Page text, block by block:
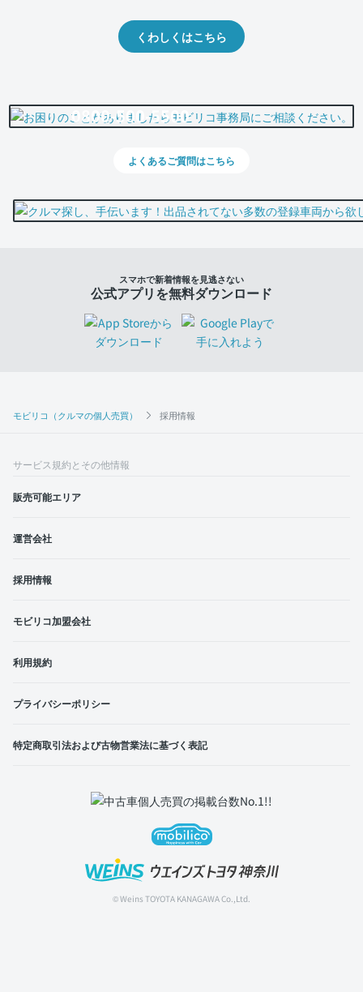
モビリコ（クルマの個人売買） 採用情報
くわしくはこちら
0800-500-5500
よくあるご質問はこちら
スマホで新着情報を見逃さない
公式アプリを無料ダウンロード
サービス規約とその他情報
販売可能エリア
運営会社
採用情報
モビリコ加盟会社
利用規約
プライバシーポリシー
特定商取引法および古物営業法に基づく表記
© Weins TOYOTA KANAGAWA Co.,Ltd.